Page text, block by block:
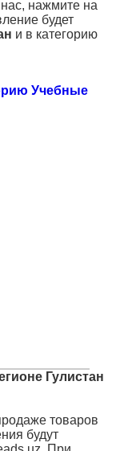
нажмите на
будет
и в категорию
Учебные
Гулистан
товаров
будут